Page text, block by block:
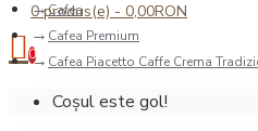
0 produs(e) - 0,00RON
0
Coșul este gol!
Cafea
Cafea Premium
Cafea Piacetto Caffe Crema